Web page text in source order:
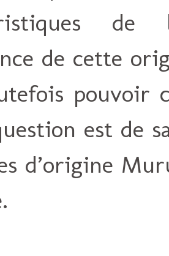
de
de cette
pouvoir
est de
d’origine